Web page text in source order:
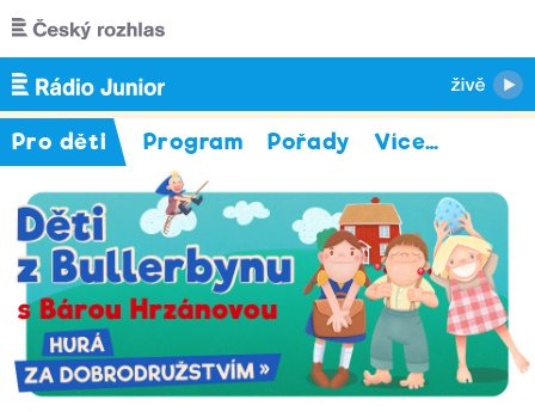
Přejít k hlavnímu obsahu
Pro děti Program Pořady Více…